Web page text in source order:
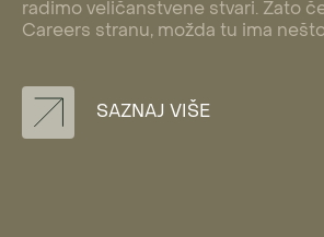
radimo veličanstvene stvari. Zato
Careers stranu, možda tu ima
SAZNAJ VIŠE